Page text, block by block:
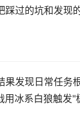
过的坑和发现
发现日常任务
冰系白狼触发